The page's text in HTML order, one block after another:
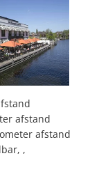
afstand
afstand
,